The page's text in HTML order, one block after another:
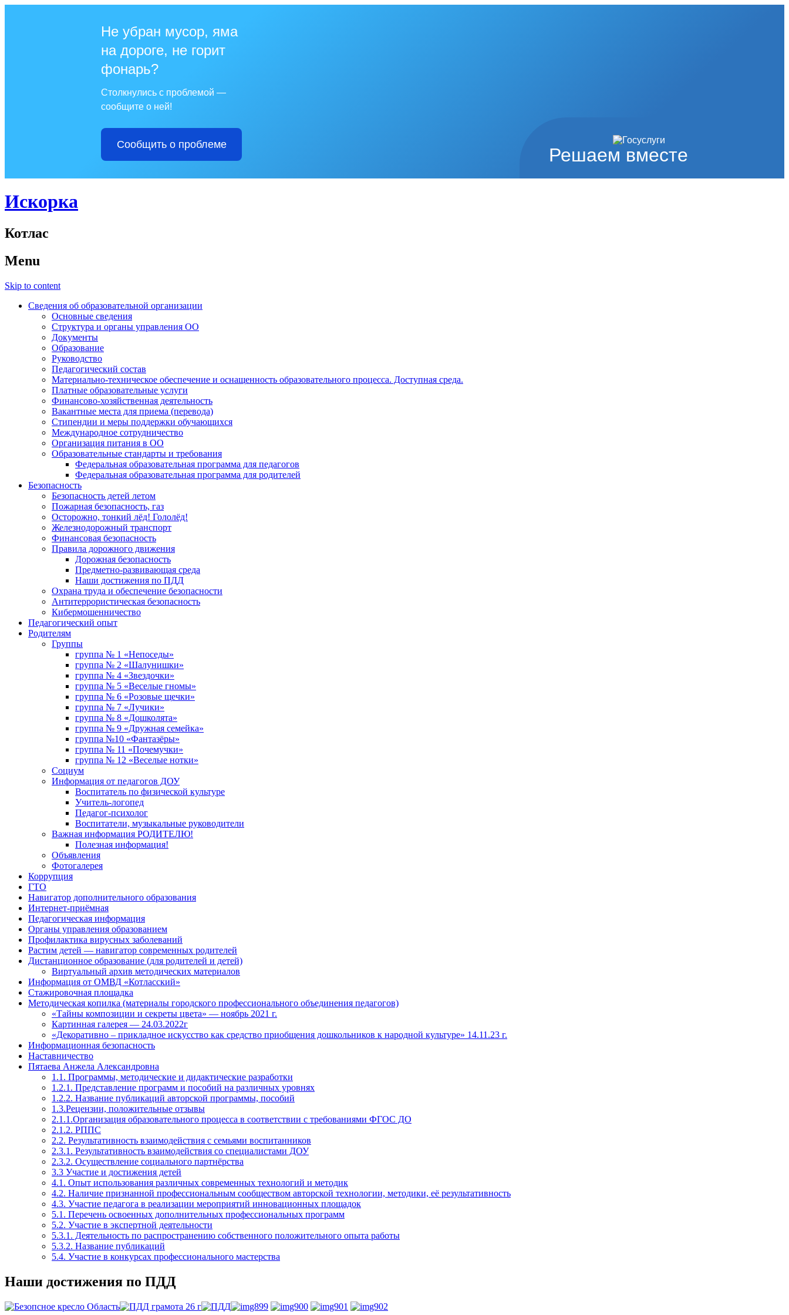
Решаем вместе
Не убран мусор, яма
на дороге, не горит
фонарь?
Столкнулись с проблемой —
сообщите о ней!
Сообщить о проблеме
Искорка
Котлас
Menu
Skip to content
Сведения об образовательной организации
Основные сведения
Структура и органы управления ОО
Документы
Образование
Руководство
Педагогический состав
Материально-техническое обеспечение и оснащенность образовательного процесса. Доступная среда.
Платные образовательные услуги
Финансово-хозяйственная деятельность
Вакантные места для приема (перевода)
Стипендии и меры поддержки обучающихся
Международное сотрудничество
Организация питания в ОО
Образовательные стандарты и требования
Федеральная образовательная программа для педагогов
Федеральная образовательная программа для родителей
Безопасность
Безопасность детей летом
Пожарная безопасность, газ
Осторожно, тонкий лёд! Гололёд!
Железнодорожный транспорт
Финансовая безопасность
Правила дорожного движения
Дорожная безопасность
Предметно-развивающая среда
Наши достижения по ПДД
Охрана труда и обеспечение безопасности
Антитеррористическая безопасность
Кибермошенничество
Педагогический опыт
Родителям
Группы
группа № 1 «Непоседы»
группа № 2 «Шалунишки»
группа № 4 «Звездочки»
группа № 5 «Веселые гномы»
группа № 6 «Розовые щечки»
группа № 7 «Лучики»
группа № 8 «Дошколята»
группа № 9 «Дружная семейка»
группа №10 «Фантазёры»
группа № 11 «Почемучки»
группа № 12 «Веселые нотки»
Социум
Информация от педагогов ДОУ
Воспитатель по физической культуре
Учитель-логопед
Педагог-психолог
Воспитатели, музыкальные руководители
Важная информация РОДИТЕЛЮ!
Полезная информация!
Объявления
Фотогалерея
Коррупция
ГТО
Навигатор дополнительного образования
Интернет-приёмная
Педагогическая информация
Органы управления образованием
Профилактика вирусных заболеваний
Растим детей — навигатор современных родителей
Дистанционное образование (для родителей и детей)
Виртуальный архив методических материалов
Информация от ОМВД «Котласский»
Стажировочная площадка
Методическая копилка (материалы городского профессионального объединения педагогов)
«Тайны композиции и секреты цвета» — ноябрь 2021 г.
Картинная галерея — 24.03.2022г
«Декоративно – прикладное искусство как средство приобщения дошкольников к народной культуре» 14.11.23 г.
Информационная безопасность
Наставничество
Пятаева Анжела Александровна
1.1. Программы, методические и дидактические разработки
1.2.1. Представление программ и пособий на различных уровнях
1.2.2. Название публикаций авторской программы, пособий
1.3.Рецензии, положительные отзывы
2.1.1.Организация образовательного процесса в соответствии с требованиями ФГОС ДО
2.1.2. РППС
2.2. Результативность взаимодействия с семьями воспитанников
2.3.1. Результативность взаимодействия со специалистами ДОУ
2.3.2. Осуществление социального партнёрства
3.3 Участие и достижения детей
4.1. Опыт использования различных современных технологий и методик
4.2. Наличие признанной профессиональным сообществом авторской технологии, методики, её результативность
4.3. Участие педагога в реализации мероприятий инновационных площадок
5.1. Перечень освоенных дополнительных профессиональных программ
5.2. Участие в экспертной деятельности
5.3.1. Деятельность по распространению собственного положительного опыта работы
5.3.2. Название публикаций
5.4. Участие в конкурсах профессионального мастерства
Наши достижения по ПДД